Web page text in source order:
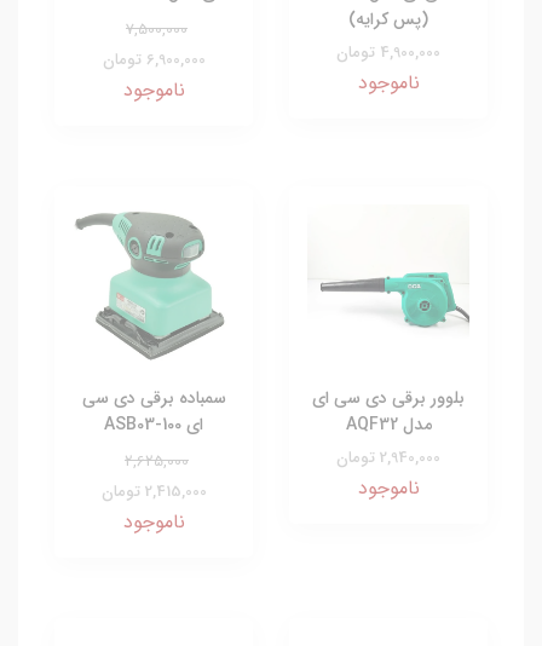
(پس کرایه)
4,900,000 تومان
ناموجود
7,500,000
6,900,000 تومان
ناموجود
بلوور برقی دی سی ای
مدل AQF32
2,940,000 تومان
ناموجود
سمباده برقی دی سی
ای ASB03-100
2,625,000
2,415,000 تومان
ناموجود